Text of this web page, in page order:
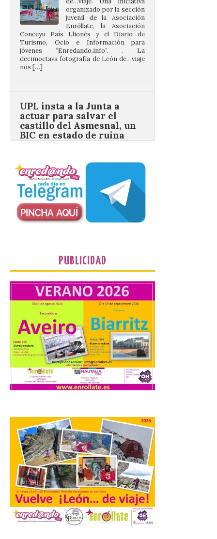
jóvenes “Enredando.info”. . La
decimoctava fotografía de León de…viaje
nos […]
UPL insta a la Junta a
actuar para salvar el
7 Ago 2026
Un Bien de Interés
procuradores leonesistas
plantean que la Junta
contacte cuanto antes con los
propietarios para exigirles medidas
inmediatas que frenen el deterioro y el
riesgo de colapso. Los procuradores de
Unión del Pueblo […]
La Universidad de León
distribuye folletos con la
programación del evento
del eclipse solar que
organiza con la ESA y el
Ayuntamiento
7 Ago 2026
Los materiales ya pueden
recogerse gratuitamente
en la Oficina de
Información Turística de
León e incluyen, además
del programa del evento, una guía
de agosto de 2026. La programación […]
Laciana comienza su
programación para
disfrutar el eclipse total
del 12 de agosto
7 Ago 2026
PUBLICIDAD